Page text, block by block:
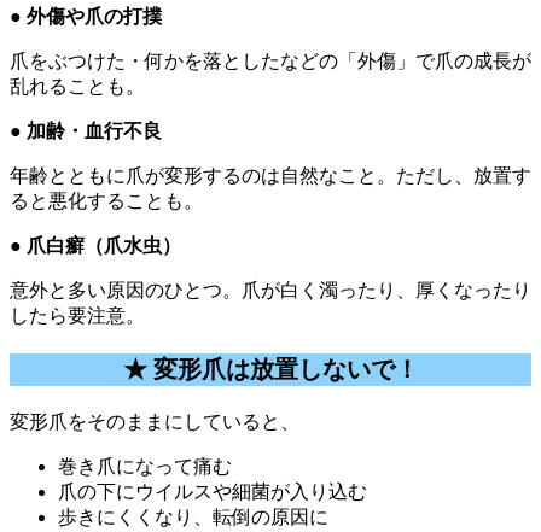
● 外傷や爪の打撲
爪をぶつけた・何かを落としたなどの「外傷」で爪の成長が
乱れることも。
● 加齢・血行不良
年齢とともに爪が変形するのは自然なこと。ただし、放置す
ると悪化することも。
● 爪白癬（爪水虫）
意外と多い原因のひとつ。爪が白く濁ったり、厚くなったり
したら要注意。
★ 変形爪は放置しないで！
変形爪をそのままにしていると、
巻き爪になって痛む
爪の下にウイルスや細菌が入り込む
歩きにくくなり、転倒の原因に